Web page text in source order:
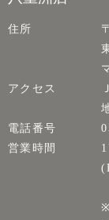
住所
アクセス
電話番号
営業時間